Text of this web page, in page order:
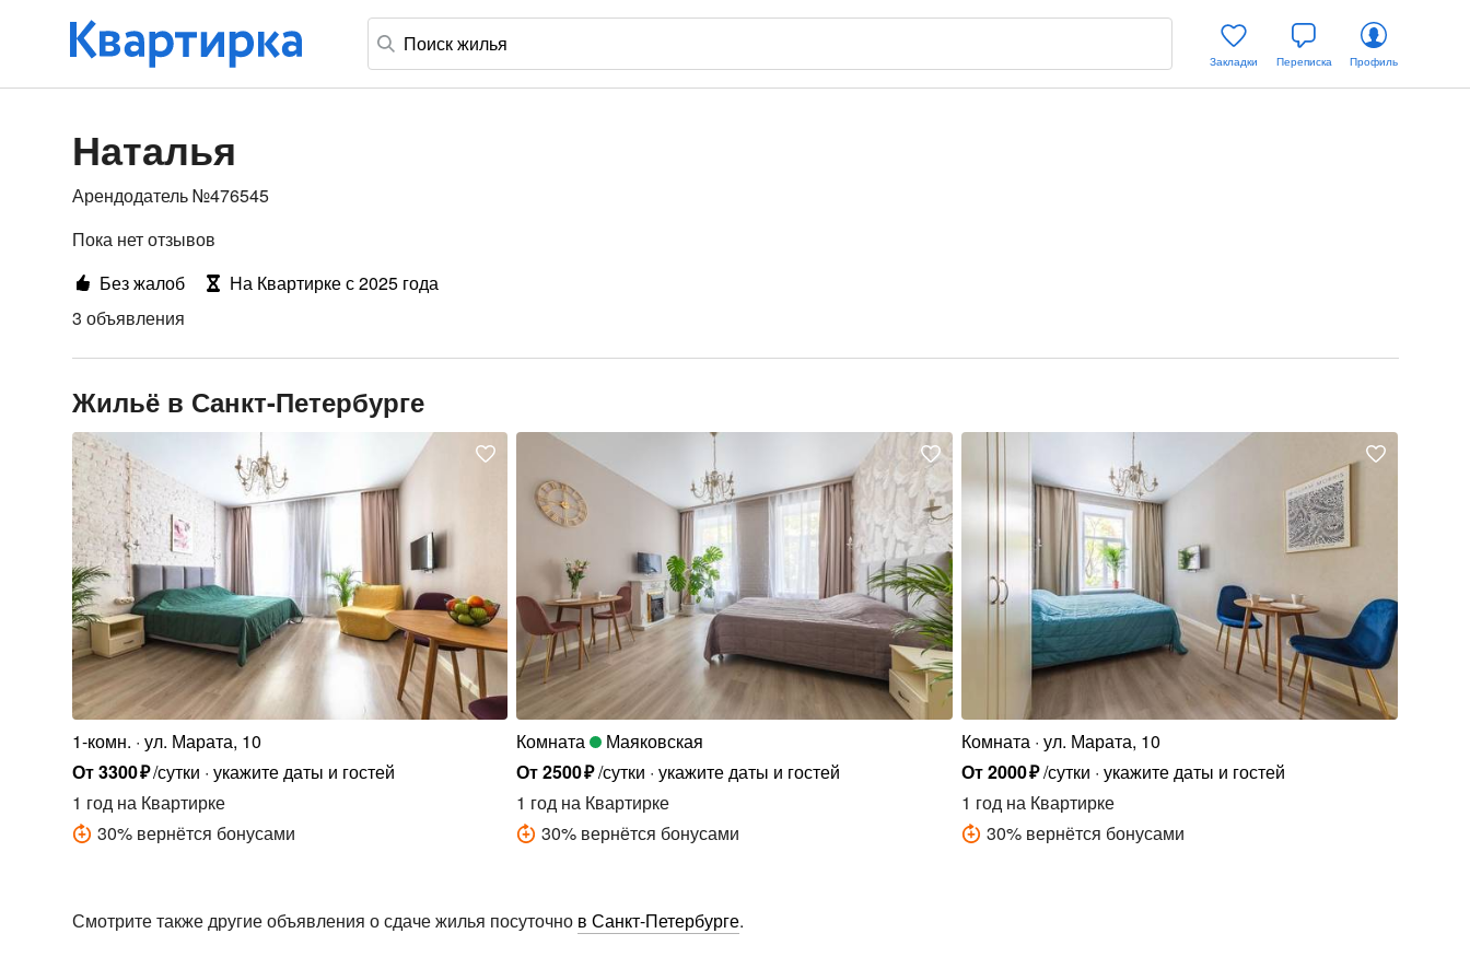
Закладки Переписка Профиль
Наталья
Арендодатель №476545
Пока нет отзывов
Без жалоб
На Квартирке с 2025 года
3 объявления
Жильё в Санкт-Петербурге
1-комн. ул. Марата, 10
От3300₽/сутки укажите даты и гостей
1 годна Квартирке
30% вернётся бонусами
Комната
Маяковская
От2500₽/сутки укажите даты и гостей
1 год на Квартирке
30% вернётся бонусами
Комната ул. Марата, 10
От2000₽/сутки укажите даты и гостей
1 год на Квартирке
30% вернётся бонусами
Смотрите также другие объявления о сдаче жилья посуточно в Санкт-Петербурге.